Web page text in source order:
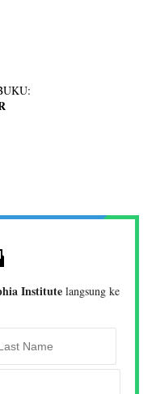
Institute langsung ke